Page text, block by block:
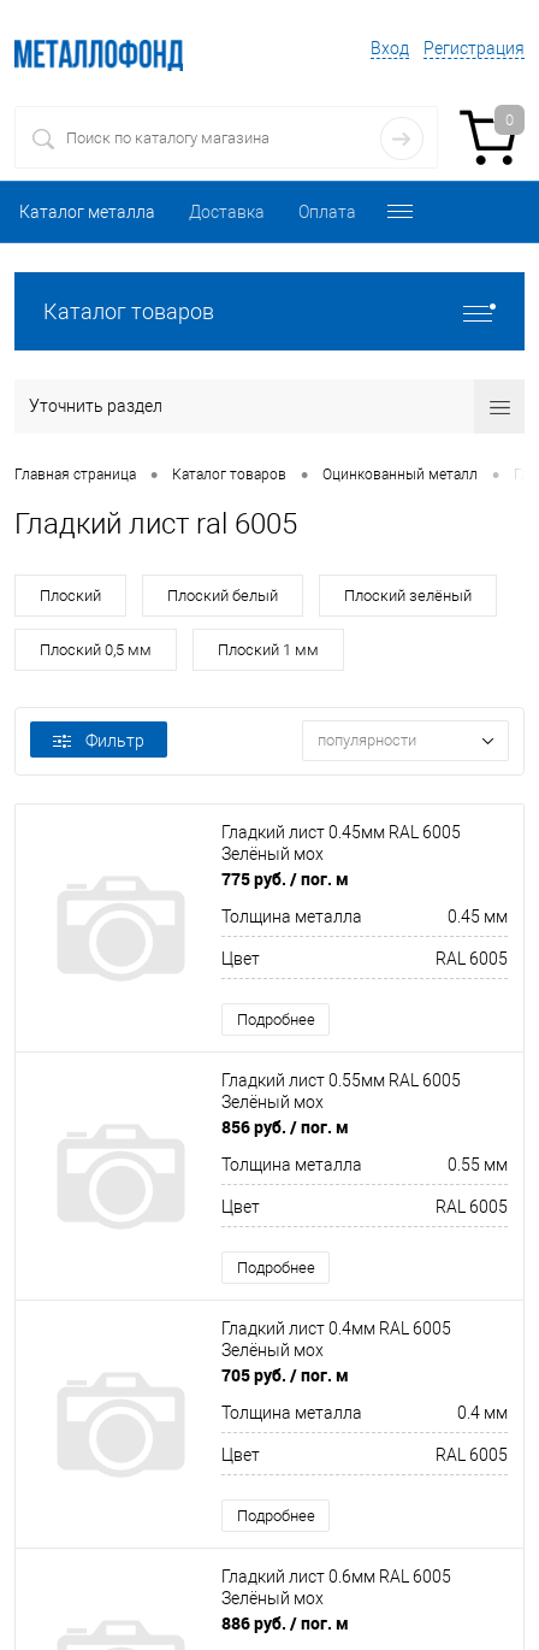
Вход Регистрация
0
Каталог металла Доставка Оплата
Каталог товаров
Уточнить раздел
Главная страница • Каталог товаров • Оцинкованный металл •
Гладкий лист ral 6005
Плоский Плоский белый Плоский зелёный
Плоский 0,5 мм Плоский 1 мм
Фильтр популярности
Гладкий лист 0.45мм RAL 6005
Зелёный мох
775 руб. / пог. м
Толщина металла 0.45 мм
Цвет RAL 6005
Подробнее
Гладкий лист 0.55мм RAL 6005
Зелёный мох
856 руб. / пог. м
Толщина металла 0.55 мм
Цвет RAL 6005
Подробнее
Гладкий лист 0.4мм RAL 6005
Зелёный мох
705 руб. / пог. м
Толщина металла 0.4 мм
Цвет RAL 6005
Подробнее
Гладкий лист 0.6мм RAL 6005
Зелёный мох
886 руб. / пог. м